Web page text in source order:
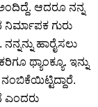
ಆದರೂ ನನ್ನ
ನಿರ್ಮಾಪಕ ಗುರು
ಹಾರೈಸಲು
ಥ್ಯಾಂಕ್ಯೂ. ಇನ್ನು
ನಂಬಿಕೆಯಿಟ್ಟಿದ್ದಾರೆ.
ಎಂದರು